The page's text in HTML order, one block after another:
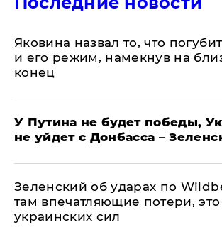
Яковина назвал то, что
и его режим, намекнув на
конец
У Путина не будет победы,
не уйдет с Донбасса –
Зеленский об ударах по
там впечатляющие потери, это
украинских сил